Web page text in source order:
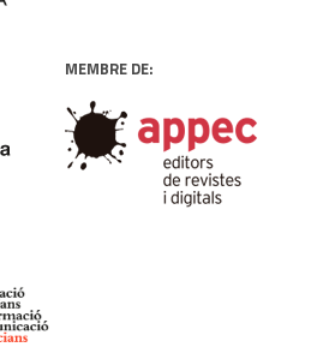
MEMBRE DE: